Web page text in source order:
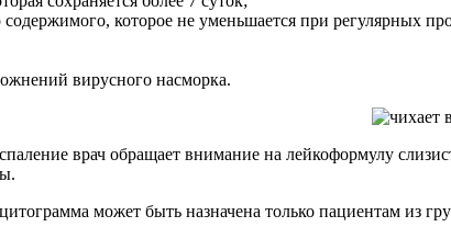
содержимого, которое не уменьшается при
вирусного насморка.
врач обращает внимание на лейкоформулу
может быть назначена только пациентам из